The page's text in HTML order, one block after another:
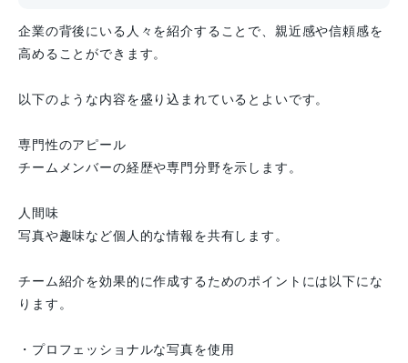
企業の背後にいる人々を紹介することで、親近感や信頼感を
高めることができます。
以下のような内容を盛り込まれているとよいです。
専門性のアピール
チームメンバーの経歴や専門分野を示します。
人間味
写真や趣味など個人的な情報を共有します。
チーム紹介を効果的に作成するためのポイントには以下にな
ります。
・プロフェッショナルな写真を使用